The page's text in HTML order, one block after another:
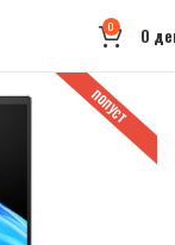
0 0
ПОПУСТ